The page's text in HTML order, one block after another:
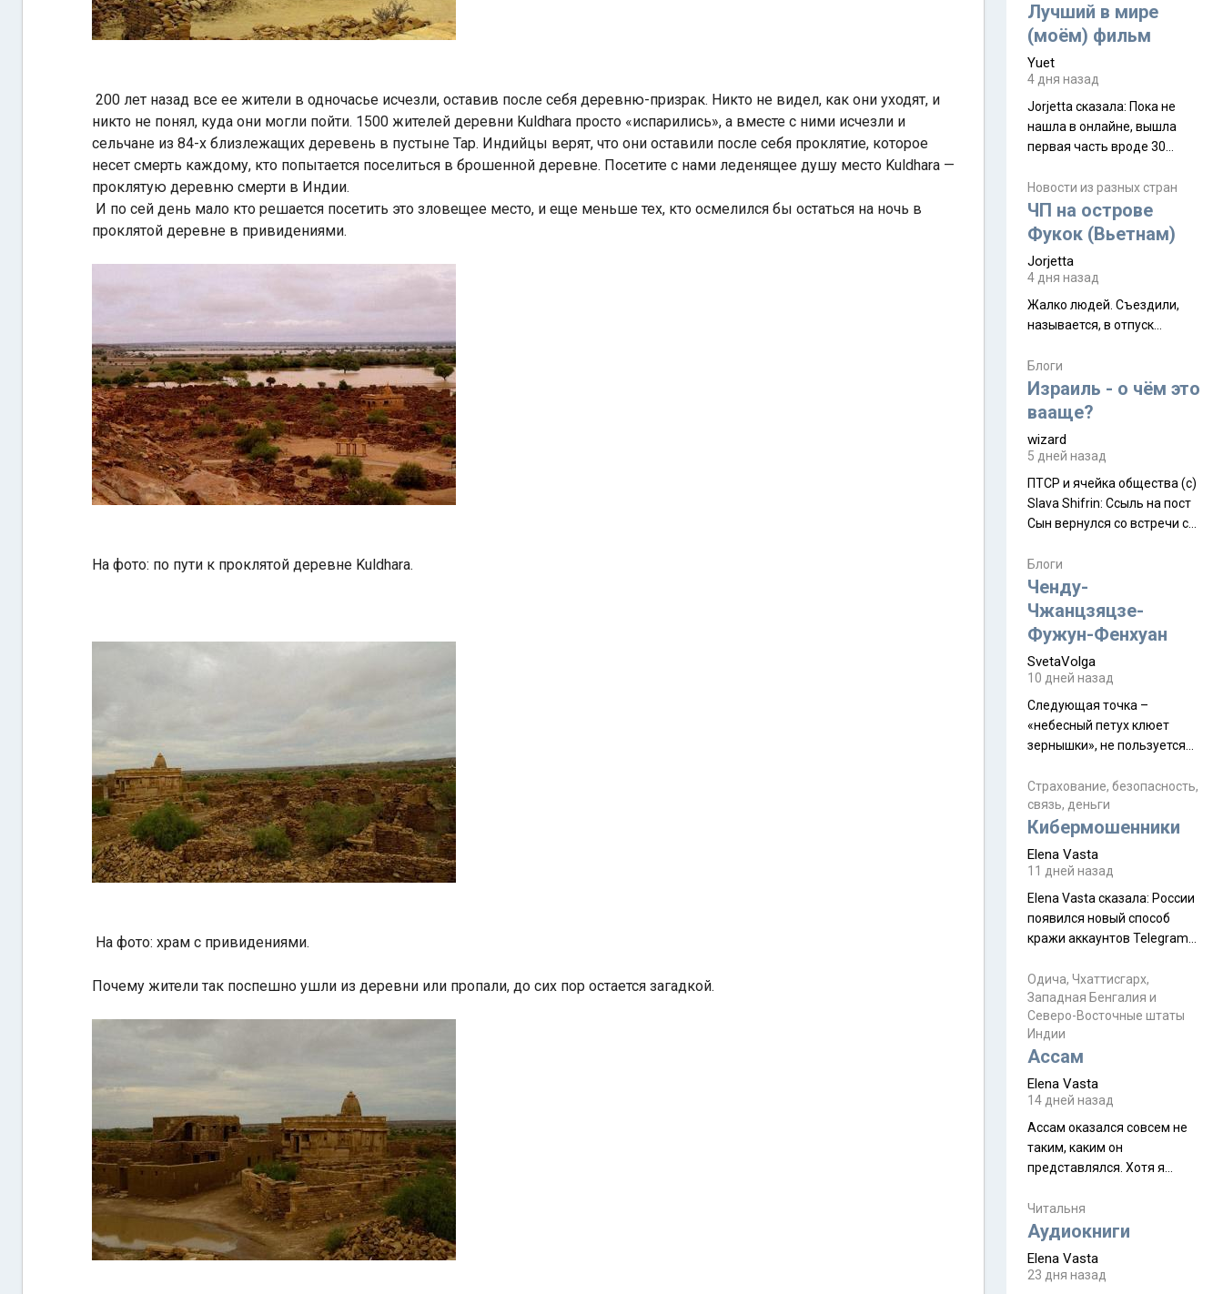
200 лет назад все ее жители в одночасье исчезли, оставив после себя деревню-призрак. Никто не видел, как они уходят, и
никто не понял, куда они могли пойти. 1500 жителей деревни Kuldhara просто «испарились», а вместе с ними исчезли и
сельчане из 84-х близлежащих деревень в пустыне Тар. Индийцы верят, что они оставили после себя проклятие, которое
несет смерть каждому, кто попытается поселиться в брошенной деревне. Посетите с нами леденящее душу место Kuldhara —
проклятую деревню смерти в Индии.
И по сей день мало кто решается посетить это зловещее место, и еще меньше тех, кто осмелился бы остаться на ночь в
проклятой деревне в привидениями.
На фото: по пути к проклятой деревне Kuldhara.
На фото: храм с привидениями.
Почему жители так поспешно ушли из деревни или пропали, до сих пор остается загадкой.
Лучший в мире
(моём) фильм
Yuet
4 дня назад
Jorjetta сказалa: Пока не
нашла в онлайне, вышла
первая часть вроде 30
Дивали 8 ноября.
Новости из разных стран
ЧП на острове
Фукок (Вьетнам)
Jorjetta
4 дня назад
Жалко людей. Съездили,
называется, в отпуск...
Блоги
Израиль - о чём это
вааще?
wizard
5 дней назад
ПТСР и ячейка общества (с)
Slava Shifrin: Ссыль на пост
Сын вернулся со встречи с
уже, как демобилизовались,
а продолжают встречаться
почти каждую неделю) и с
порога сообщил: "Эйтан
разводится!" Эйтан -
мальчик из религиозной
семьи, из тех, кого называют
"вязаные кипы". С 2022-го
Блоги
Ченду-
Чжанцзяцзе-
Фужун-Фенхуан
SvetaVolga
10 дней назад
Следующая точка –
«небесный петух клюет
зернышки», не пользуется
заслужено, и чтобы попасть
на начало тропы показали
водителю карту, иначе
Пошли туда, потому что я
отзывов. По мне – сплошная
физуха, долгий спуск, потом
подъем по этому же пути.
Пока
Страхование, безопасность,
связь, деньги
Кибермошенники
Elena Vasta
11 дней назад
Elena Vasta сказалa: России
появился новый способ
кражи аккаунтов Telegram
Прочитайте! У моих двух
знакомых вот так увели
аккаунты
Одича, Чхаттисгарх,
Западная Бенгалия и
Северо-Восточные штаты
Индии
Ассам
Elena Vasta
14 дней назад
Ассам оказался совсем не
таким, каким он
представлялся. Хотя я
краешек, но все же схватила
ауру штата, как-то он меня
природа, мягкие
Читальня
Аудиокниги
Elena Vasta
23 дня назад